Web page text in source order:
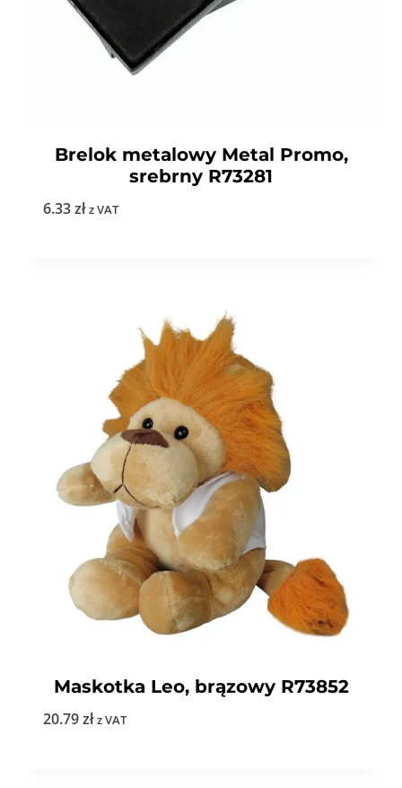
Brelok metalowy Metal Promo,
srebrny R73281
6.33zł z VAT
Maskotka Leo, brązowy R73852
20.79zł z VAT